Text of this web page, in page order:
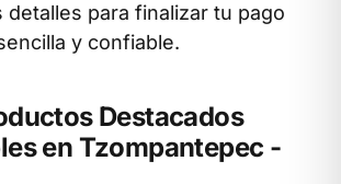
detalles para finalizar tu pago
y confiable.
Destacados
en Tzompantepec -